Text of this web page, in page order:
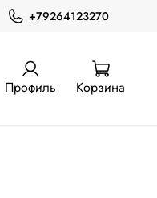
+79264123270
Профиль Корзина